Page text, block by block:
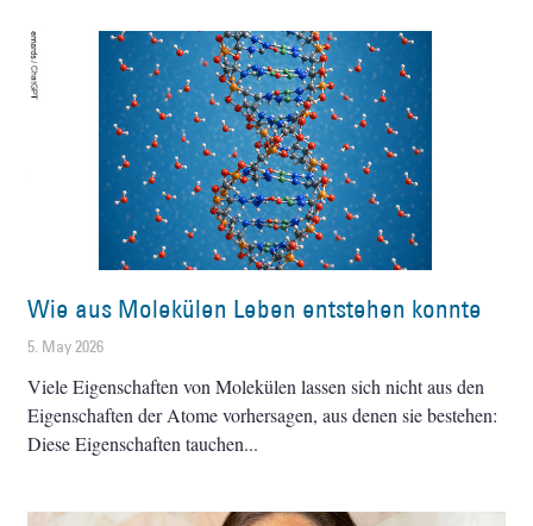
Wie aus Molekülen Leben entstehen konnte
5. May 2026
Viele Eigenschaften von Molekülen lassen sich nicht aus den
Eigenschaften der Atome vorhersagen, aus denen sie bestehen:
Diese Eigenschaften tauchen